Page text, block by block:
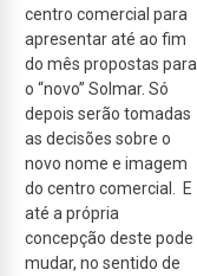
centro comercial para
apresentar até ao fim
do mês propostas para
o “novo” Solmar. Só
depois serão tomadas
as decisões sobre o
novo nome e imagem
do centro comercial. E
até a própria
concepção deste pode
mudar, no sentido de